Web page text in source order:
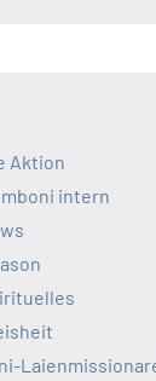
Aktion
intern